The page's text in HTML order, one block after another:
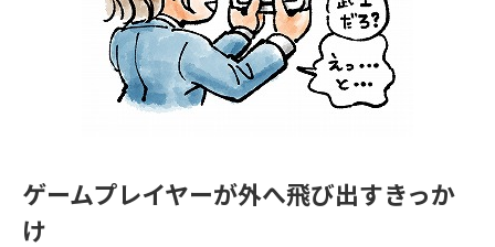
専門学校の資料請求 大学院の資料請求
留学・進学関連、塾・予備校
大学入学共通テスト「受験案
内」の請求
幼稚園教員資格認定試験 小学校教員資格認定試験
ゲームプレイヤーが外へ飛び出すきっか
け